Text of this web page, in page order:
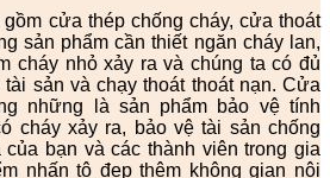
gồm cửa thép chống cháy, cửa thoát
sản phẩm cần thiết ngăn cháy lan,
cháy nhỏ xảy ra và chúng ta có đủ
sản và chạy thoát thoát nạn. Cửa
những là sản phẩm bảo vệ tính
cháy xảy ra, bảo vệ tài sản chống
bạn và các thành viên trong gia
nhấn tô đẹp thêm không gian nội